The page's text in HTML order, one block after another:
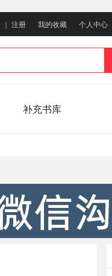
｜ 注册 我的收藏 个人中心
补充书库